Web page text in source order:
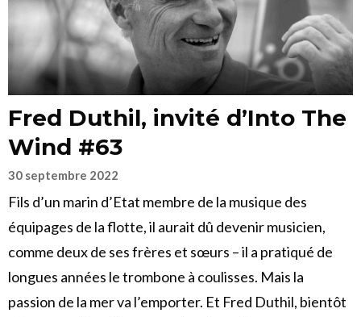
Fred Duthil, invité d’Into The
Wind #63
30 septembre 2022
Fils d’un marin d’Etat membre de la musique des
équipages de la flotte, il aurait dû devenir musicien,
comme deux de ses frères et sœurs – il a pratiqué de
longues années le trombone à coulisses. Mais la
passion de la mer va l’emporter. Et Fred Duthil, bientôt